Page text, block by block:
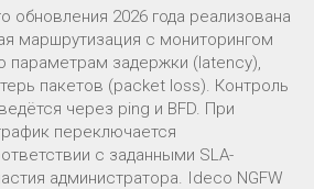
обновления 2026 года реализована
маршрутизация с мониторингом
параметрам задержки (latency),
пакетов (packet loss). Контроль
через ping и BFD. При
переключается
с заданными SLA-
администратора. Ideco NGFW